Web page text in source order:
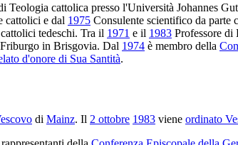
Teologia cattolica presso l'Università Johannes
cattolici e dal 1975 Consulente scientifico da parte
tedeschi. Tra il 1971 e il 1983 Professore di
in Brisgovia. Dal 1974 è membro della
d'onore di Sua Santità.
di Mainz. Il 2 ottobre 1983 viene ordinato